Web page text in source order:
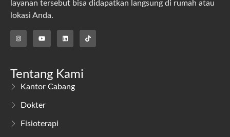
layanan tersebut bisa didapatkan langsung di rumah atau
lokasi Anda.
Tentang Kami
Kantor Cabang
Dokter
Fisioterapi